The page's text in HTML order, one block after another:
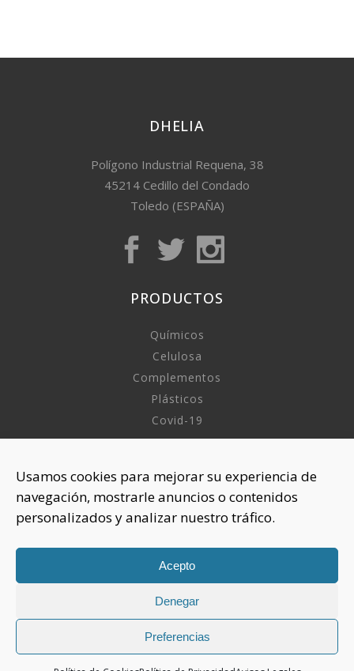
Usamos cookies para mejorar su experiencia de
navegación, mostrarle anuncios o contenidos
personalizados y analizar nuestro tráfico.
Acepto
Denegar
Preferencias
DHELIA
Polígono Industrial Requena, 38
45214 Cedillo del Condado
Toledo (ESPAÑA)
PRODUCTOS
Químicos
Celulosa
Complementos
Plásticos
Covid-19
Sobre nosotros
Aviso Legal
Política de Privacidad
Política Cookies
CONTACTAR
925 508 922